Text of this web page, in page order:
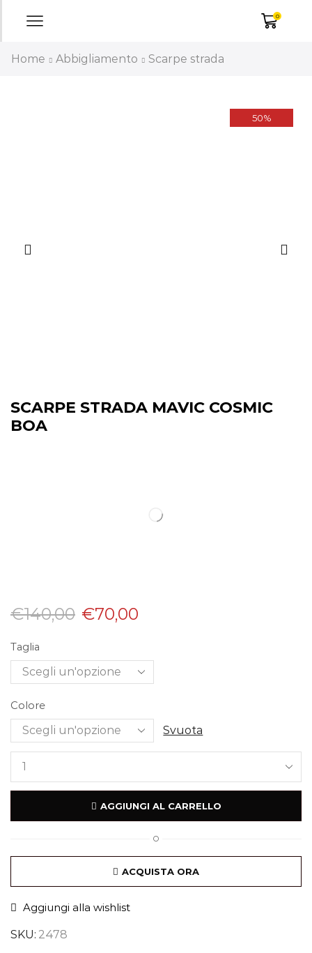
0
Home Abbigliamento Scarpe strada
50%
SCARPE STRADA MAVIC COSMIC
BOA
€140,00 €70,00
Taglia
Colore
Svuota
AGGIUNGI AL CARRELLO
O
ACQUISTA ORA
Aggiungi alla wishlist
SKU: 2478